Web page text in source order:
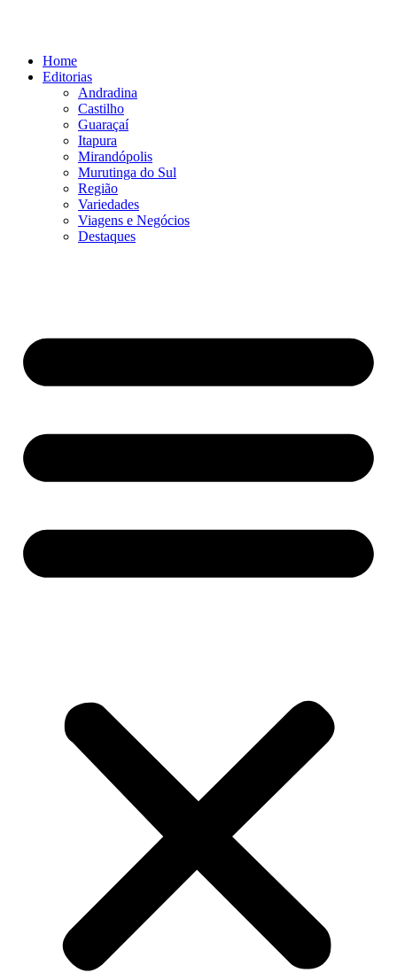
conteúdoHome
Editorias
Andradina
Castilho
Guaraçaí
Itapura
Mirandópolis
Murutinga do Sul
Região
Variedades
Viagens e Negócios
Destaques